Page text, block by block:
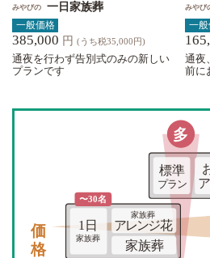
みやびの 一日家族葬
一般価格
385,000 円 (うち税35,000円)
通夜を行わず告別式のみの新しい
プランです
みやび
一
通夜
前に
価格 1日
家族葬
多
〜30名
家族葬
アレンジ花
家族葬
標準
プラン